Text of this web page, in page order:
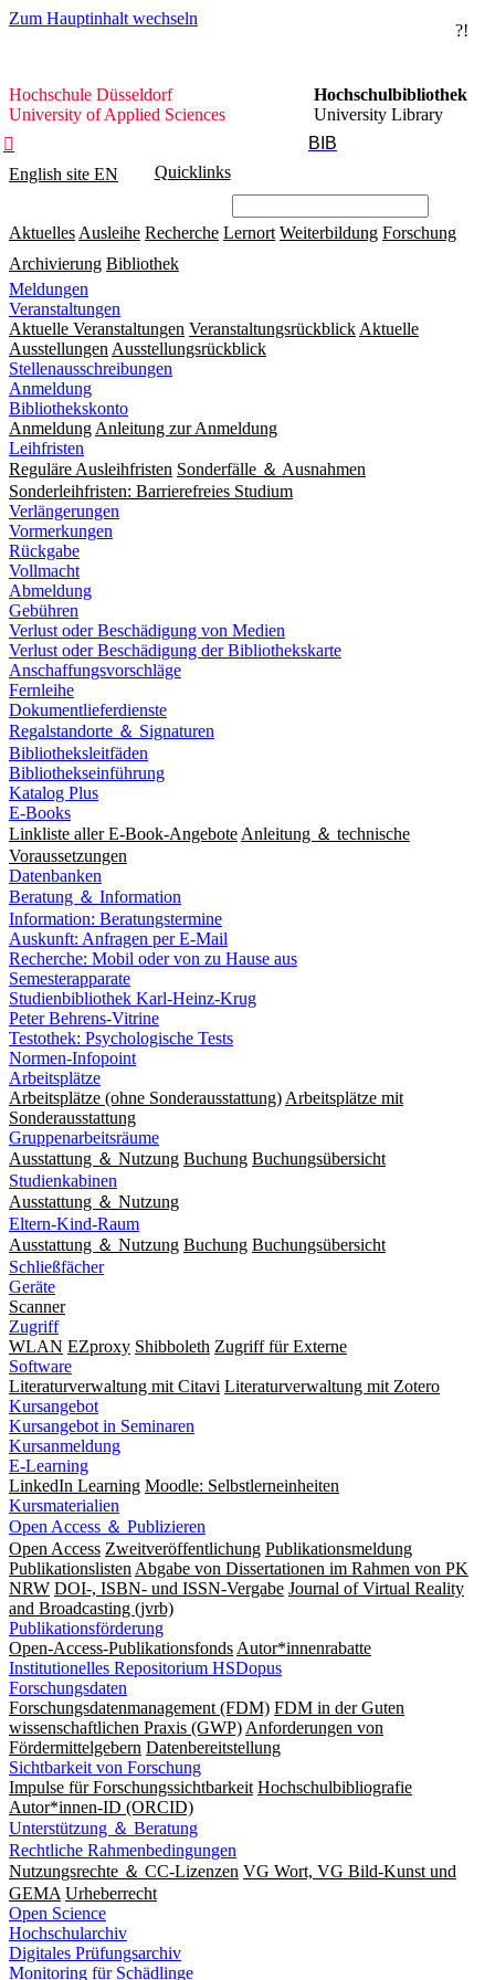
Zum Hauptinhalt wechseln
?!
Hochschule
Düsseldorf
Hochschule Düsseldorf
University of Applied Sciences
Hochschulbibliothek
University Library

BIB
English site EN Quicklinks
Aktuelles Ausleihe Recherche Lernort Weiterbildung Forschung
Archivierung Bibliothek
Meldungen
Veranstaltungen
Aktuelle Veranstaltungen Veranstaltungsrückblick Aktuelle
Ausstellungen Ausstellungsrückblick
Stellenausschreibungen
Anmeldung
Bibliothekskonto
Anmeldung Anleitung zur Anmeldung
Leihfristen
Reguläre Ausleihfristen Sonderfälle ＆ Ausnahmen
Sonderleihfristen: Barrierefreies Studium
Verlängerungen
Vormerkungen
Rückgabe
Vollmacht
Abmeldung
Gebühren
Verlust oder Beschädigung von Medien
Verlust oder Beschädigung der Bibliothekskarte
Anschaffungsvorschläge
Fernleihe
Dokumentlieferdienste
Regalstandorte ＆ Signaturen
Bibliotheksleitfäden
Bibliothekseinführung
Katalog Plus
E-Books
Linkliste aller E-Book-Angebote Anleitung ＆ technische
Voraussetzungen
Datenbanken
Beratung ＆ Information
Information: Beratungstermine
Auskunft: Anfragen per E-Mail
Recherche: Mobil oder von zu Hause aus
Semesterapparate
Studienbibliothek Karl-Heinz-Krug
Peter Behrens-Vitrine
Testothek: Psychologische Tests
Normen-Infopoint
Arbeitsplätze
Arbeitsplätze (ohne Sonderausstattung) Arbeitsplätze mit
Sonderausstattung
Gruppenarbeitsräume
Ausstattung ＆ Nutzung Buchung Buchungsübersicht
Studienkabinen
Ausstattung ＆ Nutzung
Eltern-Kind-Raum
Ausstattung ＆ Nutzung Buchung Buchungsübersicht
Schließfächer
Geräte
Scanner
Zugriff
WLAN EZproxy Shibboleth Zugriff für Externe
Software
Literaturverwaltung mit Citavi Literaturverwaltung mit Zotero
Kursangebot
Kursangebot in Seminaren
Kursanmeldung
E-Learning
LinkedIn Learning Moodle: Selbstlerneinheiten
Kursmaterialien
Open Access ＆ Publizieren
Open Access Zweitveröffentlichung Publikationsmeldung
Publikationslisten Abgabe von Dissertationen im Rahmen von PK
NRW DOI-, ISBN- und ISSN-Vergabe Journal of Virtual Reality
and Broadcasting (jvrb)
Publikationsförderung
Open-Access-Publikationsfonds Autor*innenrabatte
Institutionelles Repositorium HSDopus
Forschungsdaten
Forschungsdatenmanagement (FDM) FDM in der Guten
wissenschaftlichen Praxis (GWP) Anforderungen von
Fördermittelgebern Datenbereitstellung
Sichtbarkeit von Forschung
Impulse für Forschungssichtbarkeit Hochschulbibliografie
Autor*innen-ID (ORCID)
Unterstützung ＆ Beratung
Rechtliche Rahmenbedingungen
Nutzungsrechte ＆ CC-Lizenzen VG Wort, VG Bild-Kunst und
GEMA Urheberrecht
Open Science
Hochschularchiv
Digitales Prüfungsarchiv
Monitoring für Schädlinge